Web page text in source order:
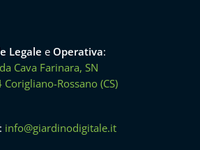
Legale e Operativa:
Cava Farinara, SN
Rossano (CS)
: info@giardinodigitale.it